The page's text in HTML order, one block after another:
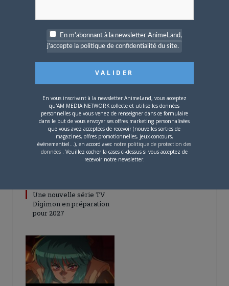
0
L’AnimeLand Hors-Série
– Spécial Posters est
disponible !
Une nouvelle série TV
Digimon en préparation
pour 2027
En m'abonnant à la newsletter AnimeLand,
j'accepte la politique de confidentialité du site.
En vous inscrivant à la newsletter AnimeLand, vous acceptez
qu'AM MEDIA NETWORK collecte et utilise les données
personnelles que vous venez de renseigner dans ce formulaire
dans le but de vous envoyer ses offres marketing personnalisées
que vous avez acceptées de recevoir (nouvelles sorties de
magazines, offres promotionnelles, jeux-concours,
événementiel...), en accord avec notre politique de protection des
données . Veuillez cocher la cases ci-dessus si vous acceptez de
recevoir notre newsletter.